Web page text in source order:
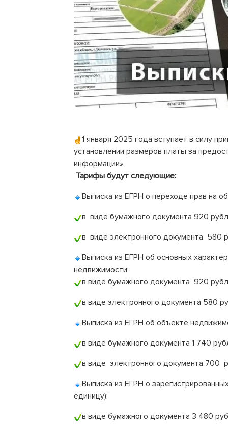
1 января 2025 года вступает в силу
установлении размеров платы за
информации».
Тарифы будут следующие:
Выписка из ЕГРН о переходе прав на
в виде бумажного документа 920
в виде электронного документа 580
Выписка из ЕГРН об основных
недвижимости:
в виде бумажного документа 920
в виде электронного документа 580
Выписка из ЕГРН об объекте
в виде бумажного документа 1 740
в виде электронного документа 700
Выписка из ЕГРН о
единицу):
в виде бумажного документа 3 480